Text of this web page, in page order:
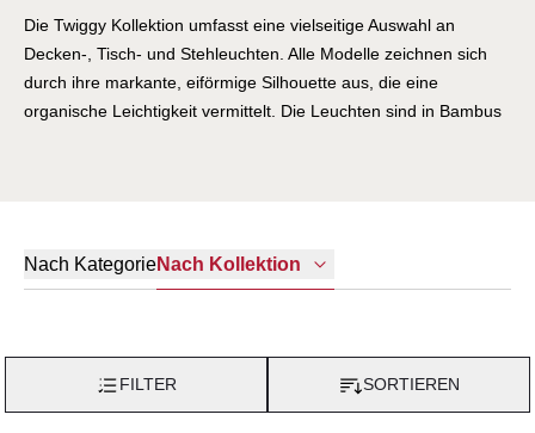
Die Twiggy Kollektion umfasst eine vielseitige Auswahl an
Decken-, Tisch- und Stehleuchten. Alle Modelle zeichnen sich
durch ihre markante, eiförmige Silhouette aus, die eine
organische Leichtigkeit vermittelt. Die Leuchten sind in Bambus
Nach KategorieNach Kollektion
FILTER SORTIEREN